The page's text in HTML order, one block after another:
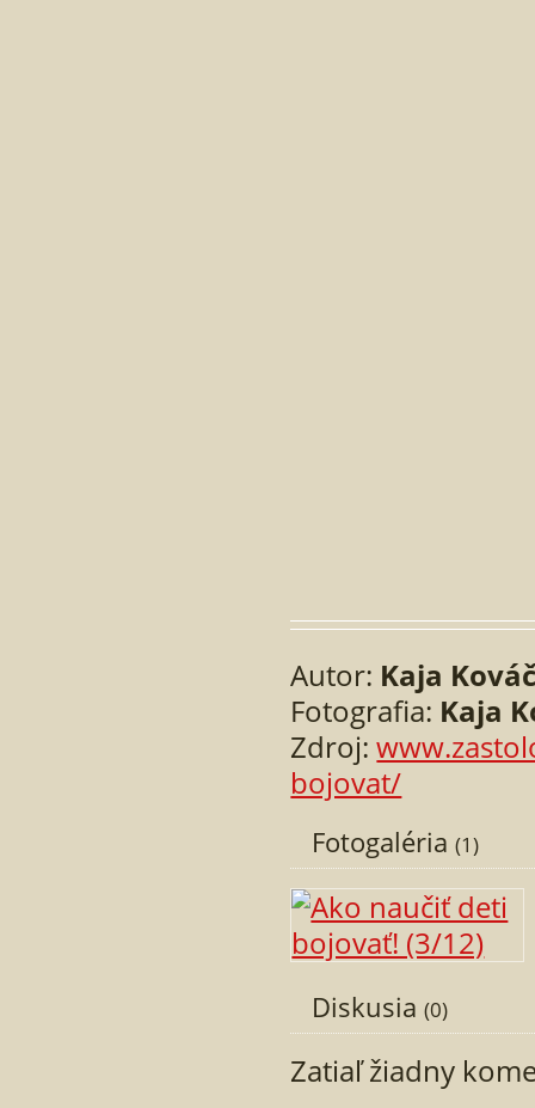
Autor: Kaja
Fotografia: Kaja
Zdroj:
bojovat/
Fotogaléria(1)
Diskusia(0)
Zatiaľ žiadny